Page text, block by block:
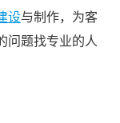
设与制作，为客
问题找专业的人